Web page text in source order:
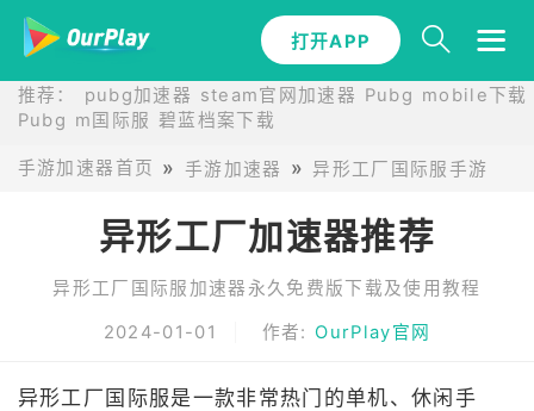
打开APP
推荐： pubg加速器 steam官网加速器 Pubg mobile下载
Pubg m国际服 碧蓝档案下载
手游加速器首页 手游加速器 异形工厂国际服手游加速
异形工厂加速器推荐
异形工厂国际服加速器永久免费版下载及使用教程
2024-01-01 作者: OurPlay官网
异形工厂国际服是一款非常热门的单机、休闲手